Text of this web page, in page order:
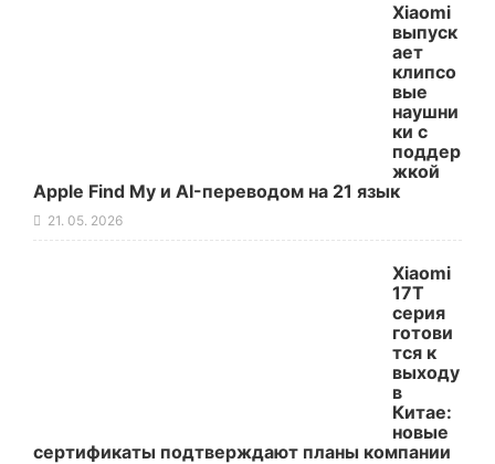
Xiaomi
выпуск
ает
клипсо
вые
наушни
ки с
поддер
жкой
Apple Find My и AI-переводом на 21 язык
21. 05. 2026
Xiaomi
17T
серия
готови
тся к
выходу
в
Китае:
новые
сертификаты подтверждают планы компании